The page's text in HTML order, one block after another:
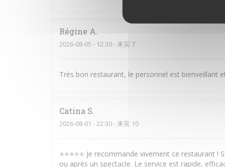
Régine A
2026-08-05 - 12:30 - 来宾 7
Très bon restaurant, le personnel est bienveillant
Catina S
2026-08-01 - 22:30 - 来宾 10
⭐⭐⭐⭐⭐ Je recommande vivement ce
ou après un spectacle. Le service est rapide,